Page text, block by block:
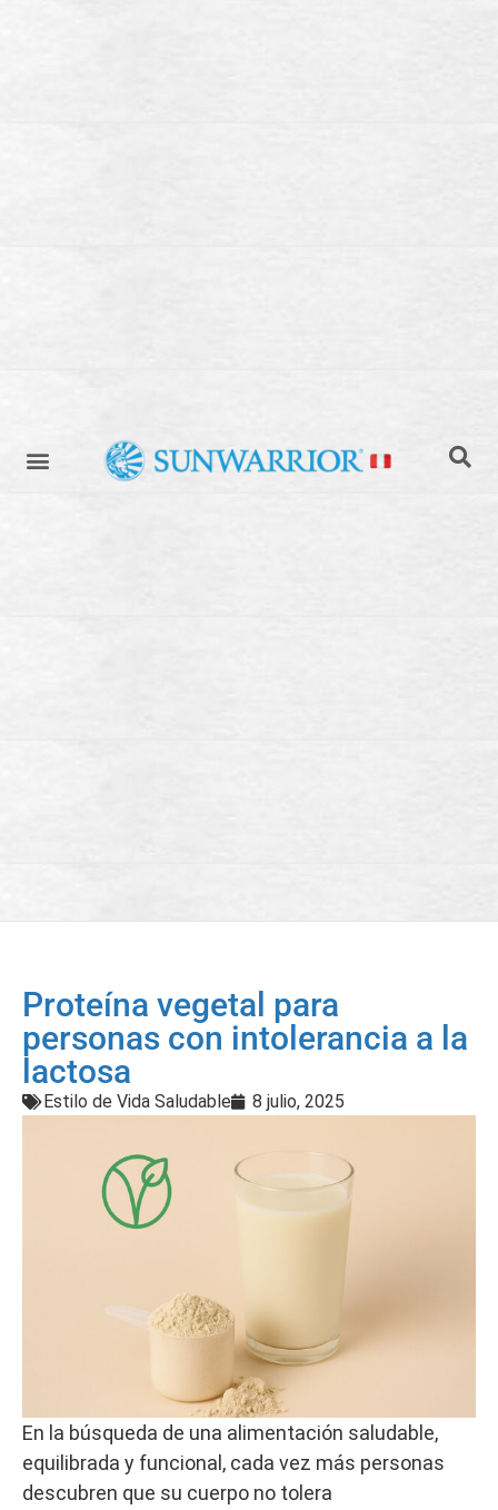
Proteína vegetal para
personas con intolerancia a la
lactosa
Estilo de Vida Saludable 8 julio, 2025
En la búsqueda de una alimentación saludable,
equilibrada y funcional, cada vez más personas
descubren que su cuerpo no tolera